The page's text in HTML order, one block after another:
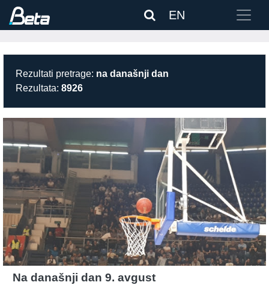
EN
Rezultati pretrage: na današnji dan
Rezultata: 8926
Na današnji dan 9. avgust